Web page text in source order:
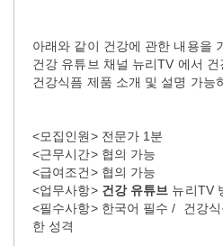
아래와 같이 건강에 관한 내용을
건강 유튜브 채널 뉴리TV 에서 건
건강식픔 제품 소개 및 설명 가능
<모집인원> 전문가 1분
<근무시간> 협의 가능
<급여조건> 협의 가능
<업무사항> 건강 유튜브 뉴리TV
<필수사항> 한국어 필수 / 건강
한 성격